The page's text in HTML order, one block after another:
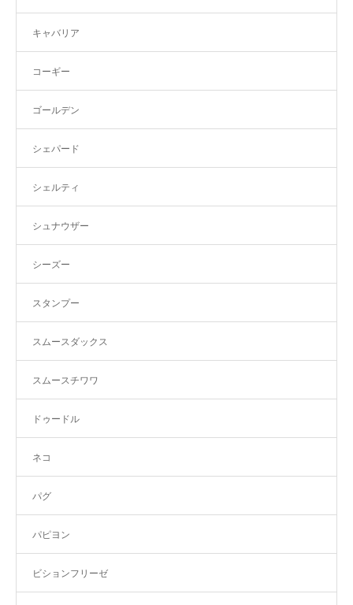
キャバリア
コーギー
ゴールデン
シェパード
シェルティ
シュナウザー
シーズー
スタンプー
スムースダックス
スムースチワワ
ドゥードル
ネコ
パグ
パピヨン
ビションフリーゼ